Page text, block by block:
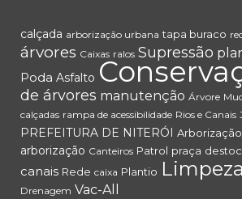
calçada arborização urbana tapa buraco
árvores Caixas ralos Supressão
Poda Asfalto
de árvores manutenção Árvore
calçadas rampa de acessibilidade Rios e Canais
PREFEITURA DE NITERÓI
arborização Canteiros Patrol praça
canais Rede caixa Plantio Limpeza
Drenagem Vac-All